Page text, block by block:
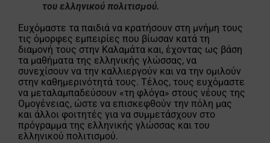
του ελληνικού πολιτισμού.
Ευχόμαστε τα παιδιά να κρατήσουν στη μνήμη τους
τις όμορφες εμπειρίες που βίωσαν κατά τη
διαμονή τους στην Καλαμάτα και, έχοντας ως βάση
τα μαθήματα της ελληνικής γλώσσας, να
συνεχίσουν να την καλλιεργούν και να την ομιλούν
στην καθημερινότητά τους. Τέλος, τους ευχόμαστε
να μεταλαμπαδεύσουν «τη φλόγα» στους νέους της
Ομογένειας, ώστε να επισκεφθούν την πόλη μας
και άλλοι φοιτητές για να συμμετάσχουν στο
πρόγραμμα της ελληνικής γλώσσας και του
ελληνικού πολιτισμού.